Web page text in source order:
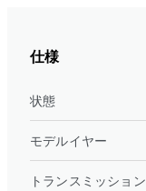
仕様
状態
モデルイヤー
トランスミッション